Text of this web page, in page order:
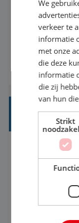
Met jouw
achtergrond in
volgende stap.
wereld over
wensen van je
reiswereld
klanten te
boeken! ...
BEKIJK
Aalsmeer,
33-36 uur
Een vakantie
het nu voor
We
verkeer te
informatie
met onze
die deze
informatie
die zij
van hun
Strikt